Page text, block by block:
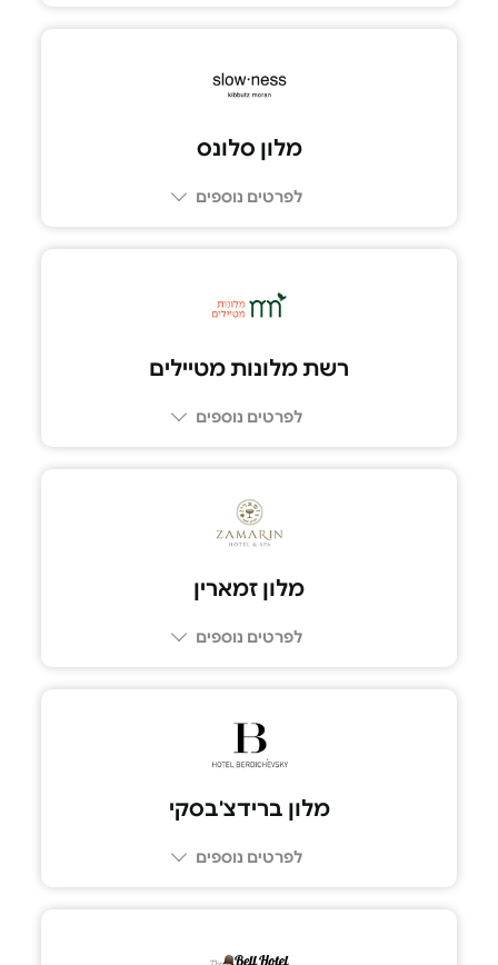
מלון סלונס
לפרטים נוספים
רשת מלונות מטיילים
לפרטים נוספים
מלון זמארין
לפרטים נוספים
מלון ברידצ'בסקי
לפרטים נוספים